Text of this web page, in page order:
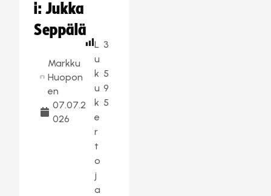
i: Jukka
Seppälä
Markku
Huopon
en
07.07.2
026
L
u
k
u
k
e
r
t
o
j
a
3
5
9
5